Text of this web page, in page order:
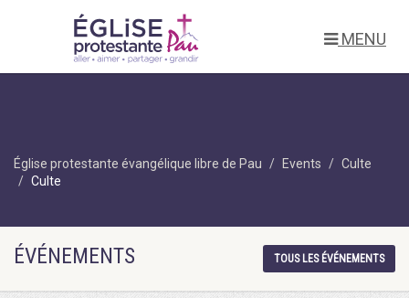
MENU
Église protestante évangélique libre de Pau Events
Culte
Culte
ÉVÉNEMENTS TOUS LES ÉVÉNEMENTS